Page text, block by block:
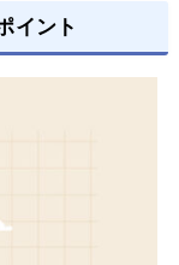
イント